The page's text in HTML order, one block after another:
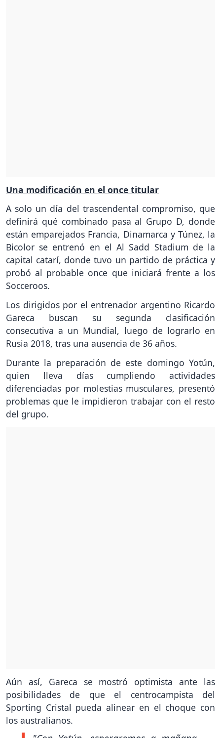
Una modificación en el once titular
A solo un día del trascendental compromiso, que
definirá qué combinado pasa al Grupo D, donde
están emparejados Francia, Dinamarca y Túnez, la
Bicolor se entrenó en el Al Sadd Stadium de la
capital catarí, donde tuvo un partido de práctica y
probó al probable once que iniciará frente a los
Socceroos.
Los dirigidos por el entrenador argentino Ricardo
Gareca buscan su segunda clasificación
consecutiva a un Mundial, luego de lograrlo en
Rusia 2018, tras una ausencia de 36 años.
Durante la preparación de este domingo Yotún,
quien lleva días cumpliendo actividades
diferenciadas por molestias musculares, presentó
problemas que le impidieron trabajar con el resto
del grupo.
Aún así, Gareca se mostró optimista ante las
posibilidades de que el centrocampista del
Sporting Cristal pueda alinear en el choque con
los australianos.